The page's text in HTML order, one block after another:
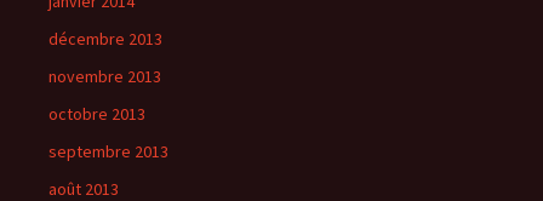
décembre 2013
novembre 2013
octobre 2013
septembre 2013
août 2013